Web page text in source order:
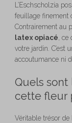
L’Eschscholzia
feuillage finement
Contrairement au
latex opiacé ,
votre jardin. C’est
accoutumance ni
Quels
cette fleur
Véritable trésor